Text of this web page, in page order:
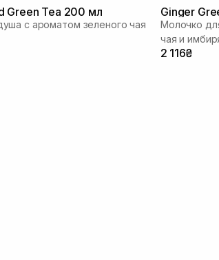
Green Tea 200 мл
с ароматом зеленого чая
Ginger
Молочко
чая и
2 116₴